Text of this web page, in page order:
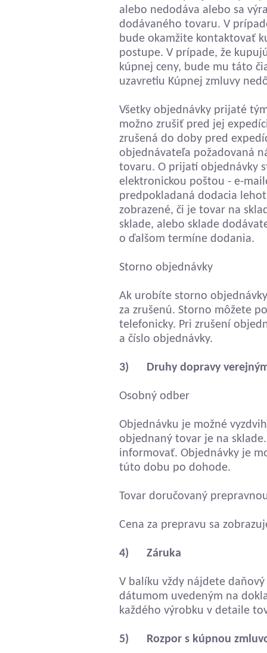
alebo nedodáva alebo sa
dodávaného tovaru. V
bude okamžite kontaktovať
postupe. V prípade, že
kúpnej ceny, bude mu táto
uzavretiu Kúpnej zmluvy
Všetky objednávky prijaté
možno zrušiť pred jej
zrušená do doby pred
objednávateľa požadovaná
tovaru. O prijatí objednávky
elektronickou poštou - e-
predpokladaná dodacia
zobrazené, či je tovar na
sklade, alebo sklade
o ďalšom termíne dodania.
Storno objednávky
Ak urobíte storno
za zrušenú. Storno môžete
telefonicky. Pri zrušení
a číslo objednávky.
3) Druhy dopravy
Osobný odber
Objednávku je možné
objednaný tovar je na
informovať. Objednávky je
túto dobu po dohode.
Tovar doručovaný
Cena za prepravu sa
4) Záruka
V balíku vždy nájdete
dátumom uvedeným na
každého výrobku v detaile
5) Rozpor s kúpnou